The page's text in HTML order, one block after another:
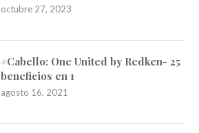
octubre 27, 2023
#Cabello: One United by Redken- 25
beneficios en 1
agosto 16, 2021